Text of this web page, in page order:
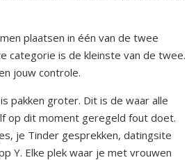
plaatsen in één van de twee
categorie is de kleinste van de twee.
jouw controle.
pakken groter. Dit is de waar alle
op dit moment geregeld fout doet.
je Tinder gesprekken, datingsite
Y. Elke plek waar je met vrouwen